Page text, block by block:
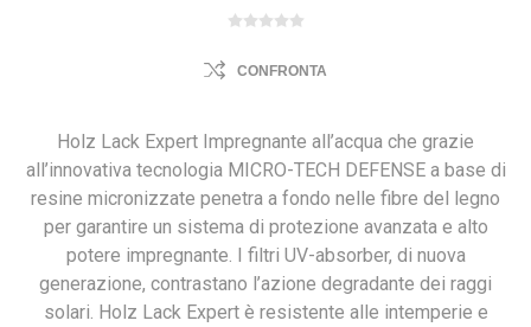
CONFRONTA
Holz Lack Expert Impregnante all’acqua che grazie
all’innovativa tecnologia MICRO-TECH DEFENSE a base di
resine micronizzate penetra a fondo nelle fibre del legno
per garantire un sistema di protezione avanzata e alto
potere impregnante. I filtri UV-absorber, di nuova
generazione, contrastano l’azione degradante dei raggi
solari. Holz Lack Expert è resistente alle intemperie e